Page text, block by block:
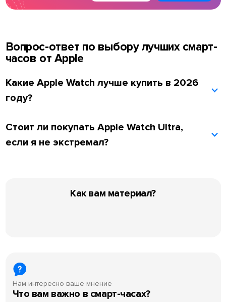
Вопрос-ответ по выбору лучших смарт-
часов от Apple
Какие Apple Watch лучше купить в 2026
году?
Стоит ли покупать Apple Watch Ultra,
если я не экстремал?
Как вам материал?
Нам интересно ваше мнение
Что вам важно в смарт-часах?